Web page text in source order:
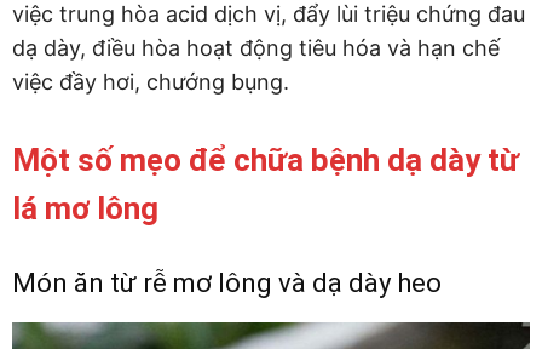
việc trung hòa acid dịch vị, đẩy lùi triệu chứng đau
dạ dày, điều hòa hoạt động tiêu hóa và hạn chế
việc đầy hơi, chướng bụng.
Một số mẹo để chữa bệnh dạ dày từ
lá mơ lông
Món ăn từ rễ mơ lông và dạ dày heo